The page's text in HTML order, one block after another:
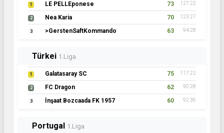
1 LE PELLEponese 73 127:22
2 Nea Karia 70 123:27
3 >GerstenSaftKommando 63 94:28
Türkei 1.Liga
1 Galatasaray SC 75 117:22
2 FC Dragon 62 90:28
3 İnşaat Bozcaada FK 1957 60 92:36
Portugal 1.Liga